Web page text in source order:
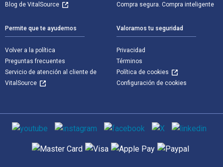
Blog de VitalSource
Compra segura. Compra inteligente
Permite que te ayudemos
Volver a la política
Preguntas frecuentes
Servicio de atención al cliente de
VitalSource
Valoramos tu seguridad
Privacidad
Términos
Política de cookies
Configuración de cookies
Medios de comunicación social
Métodos de pago admitidos